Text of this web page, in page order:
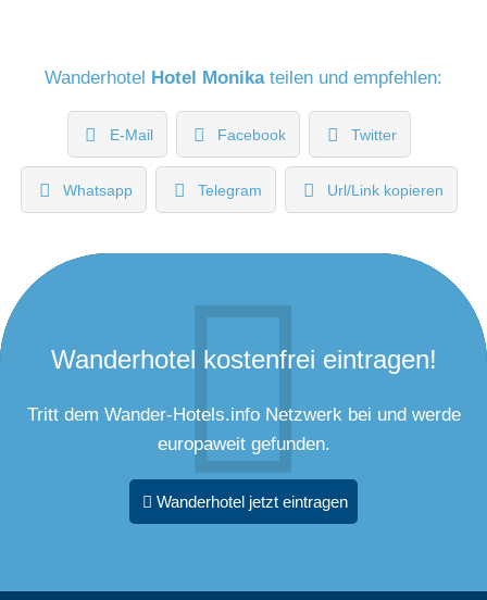
Wanderhotel Hotel Monikateilen und empfehlen:
E-Mail Facebook Twitter
Whatsapp Telegram Url/Link kopieren
Wanderhotel kostenfrei eintragen!
Tritt dem Wander-Hotels.info Netzwerk bei und werde
europaweit gefunden.
Wanderhotel jetzt eintragen